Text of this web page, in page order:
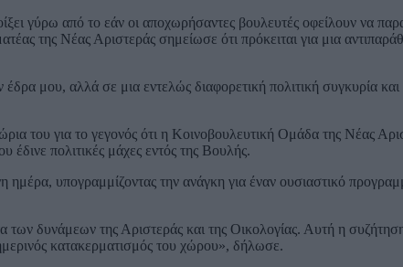
γύρω από το εάν οι αποχωρήσαντες βουλευτές οφείλουν να
της Νέας Αριστεράς σημείωσε ότι πρόκειται για μια
μου, αλλά σε μια εντελώς διαφορετική πολιτική συγκυρία
του για το γεγονός ότι η Κοινοβουλευτική Ομάδα της Νέας
έδινε πολιτικές μάχες εντός της Βουλής.
υπογραμμίζοντας την ανάγκη για έναν ουσιαστικό
των δυνάμεων της Αριστεράς και της Οικολογίας. Αυτή η
κατακερματισμός του χώρου», δήλωσε.